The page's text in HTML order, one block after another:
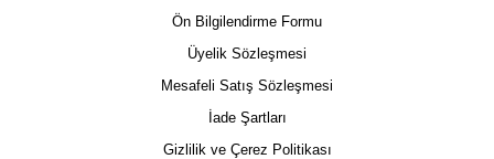
Ön Bilgilendirme Formu
Üyelik Sözleşmesi
Mesafeli Satış Sözleşmesi
İade Şartları
Gizlilik ve Çerez Politikası